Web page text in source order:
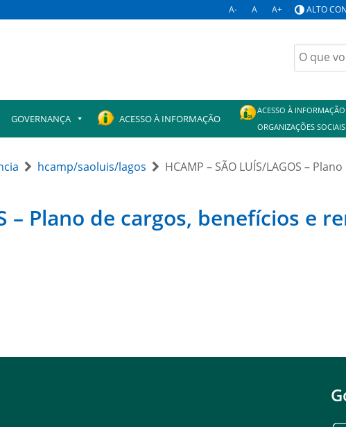
A- A A+ ALTO
Buscar
por:
GOVERNANÇA ACESSO À INFORMAÇÃO
ACESSO À INFORMAÇÃO
ORGANIZAÇÕES SOCIAIS
hcamp/saoluis/lagos HCAMP – SÃO LUÍS/LAGOS –
– Plano de cargos, benefícios e